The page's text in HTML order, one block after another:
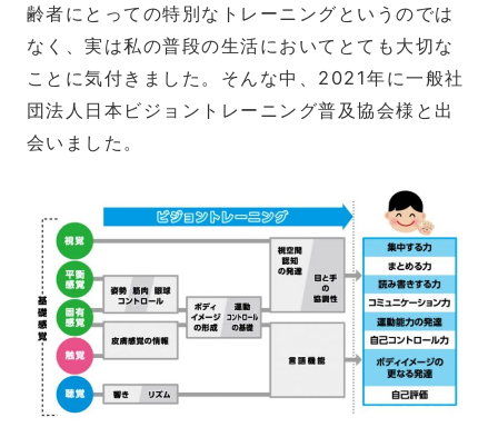
齢者にとっての特別なトレーニングというのでは
なく、実は私の普段の生活においてとても大切な
ことに気付きました。そんな中、2021年に一般社
団法人日本ビジョントレーニング普及協会様と出
会いました。